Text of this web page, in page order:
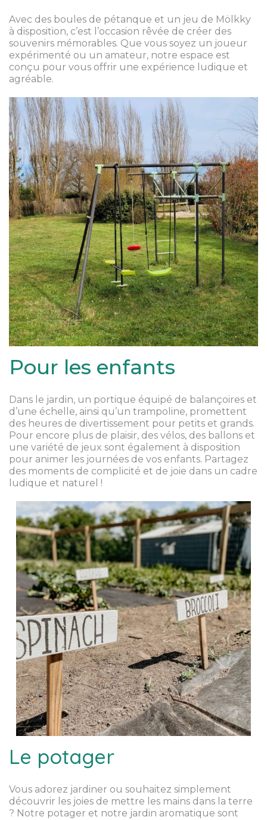
Avec des boules de pétanque et un jeu de Mölkky
à disposition, c’est l’occasion rêvée de créer des
souvenirs mémorables. Que vous soyez un joueur
expérimenté ou un amateur, notre espace est
conçu pour vous offrir une expérience ludique et
agréable.
Pour les enfants
Dans le jardin, un portique équipé de balançoires et
d’une échelle, ainsi qu’un trampoline, promettent
des heures de divertissement pour petits et grands.
Pour encore plus de plaisir, des vélos, des ballons et
une variété de jeux sont également à disposition
pour animer les journées de vos enfants. Partagez
des moments de complicité et de joie dans un cadre
ludique et naturel !
Le potager
Vous adorez jardiner ou souhaitez simplement
découvrir les joies de mettre les mains dans la terre
? Notre potager et notre jardin aromatique sont